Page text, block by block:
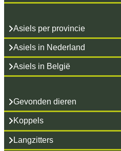
Asiels per provincie
Asiels in Nederland
Asiels in België
Gevonden dieren
Koppels
Langzitters